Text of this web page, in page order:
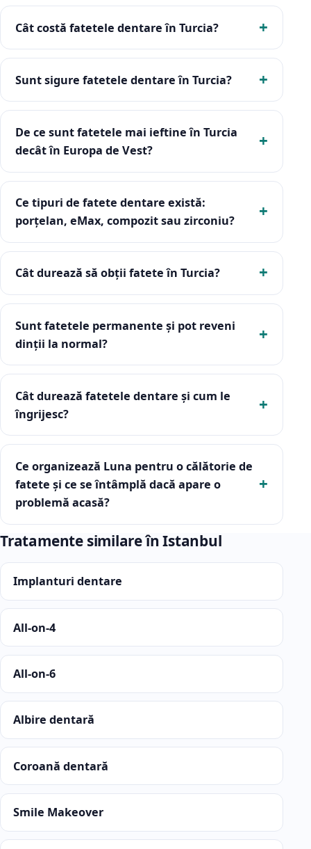
Cât costă fatetele dentare în Turcia?
Sunt sigure fatetele dentare în Turcia?
De ce sunt fatetele mai ieftine în Turcia
decât în Europa de Vest?
Ce tipuri de fatete dentare există:
porțelan, eMax, compozit sau zirconiu?
Cât durează să obții fatete în Turcia?
Sunt fatetele permanente și pot reveni
dinții la normal?
Cât durează fatetele dentare și cum le
îngrijesc?
Ce organizează Luna pentru o călătorie de
fatete și ce se întâmplă dacă apare o
problemă acasă?
Tratamente similare în Istanbul
Implanturi dentare
All-on-4
All-on-6
Albire dentară
Coroană dentară
Smile Makeover